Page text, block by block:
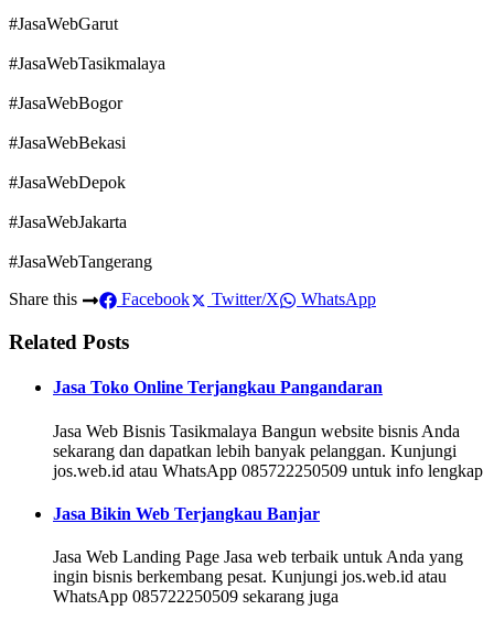
#JasaWebGarut
#JasaWebTasikmalaya
#JasaWebBogor
#JasaWebBekasi
#JasaWebDepok
#JasaWebJakarta
#JasaWebTangerang
Share this
Facebook Twitter/X WhatsApp
Related Posts
Jasa Toko Online Terjangkau Pangandaran
Jasa Web Bisnis Tasikmalaya Bangun website bisnis Anda
sekarang dan dapatkan lebih banyak pelanggan. Kunjungi
jos.web.id atau WhatsApp 085722250509 untuk info lengkap
Jasa Bikin Web Terjangkau Banjar
Jasa Web Landing Page Jasa web terbaik untuk Anda yang
ingin bisnis berkembang pesat. Kunjungi jos.web.id atau
WhatsApp 085722250509 sekarang juga